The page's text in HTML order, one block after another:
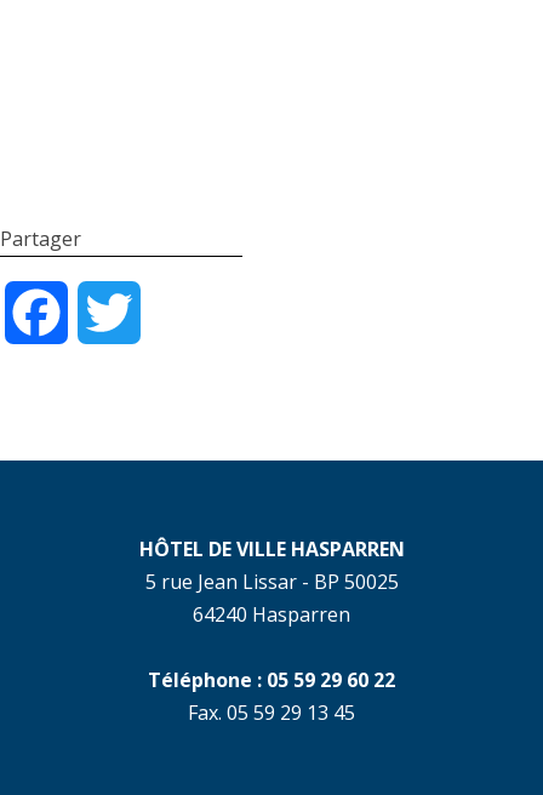
Partager
Facebook
HÔTEL DE VILLE HASPARREN
5 rue Jean Lissar - BP 50025
64240 Hasparren
Téléphone : 05 59 29 60 22
Fax. 05 59 29 13 45